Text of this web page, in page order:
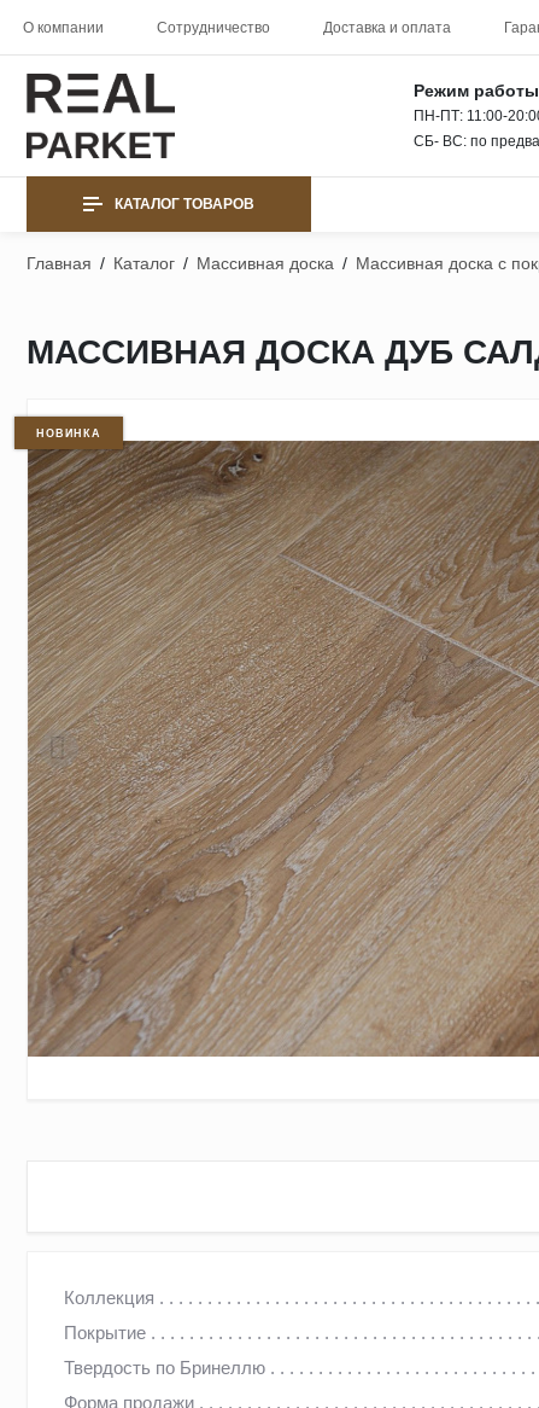
О компании Сотрудничество Доставка и оплата
Режим работы
ПН-ПТ: 11:00-
СБ- ВС: по
КАТАЛОГ ТОВАРОВ
Главная / Каталог / Массивная доска / Массивная доска с
МАССИВНАЯ ДОСКА ДУБ
НОВИНКА
Коллекция
Покрытие
Твердость по Бринеллю
Форма продажи